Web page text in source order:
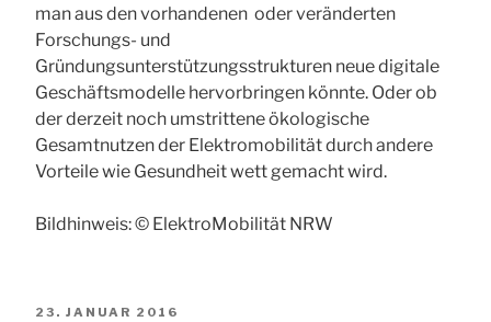
man aus den vorhandenen oder veränderten
Forschungs- und
Gründungsunterstützungsstrukturen neue digitale
Geschäftsmodelle hervorbringen könnte. Oder ob
der derzeit noch umstrittene ökologische
Gesamtnutzen der Elektromobilität durch andere
Vorteile wie Gesundheit wett gemacht wird.
Bildhinweis: © ElektroMobilität NRW
VERÖFFENTLICHT
23. JANUAR 2016